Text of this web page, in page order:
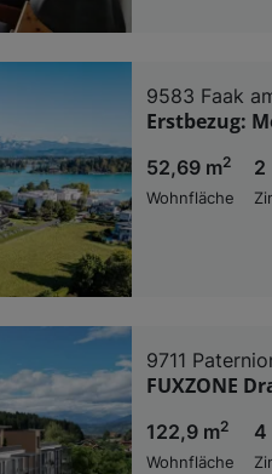
9583 Faak
Erstbezug:
52,69 m2
Wohnfläche
2
9711
FUXZONE
122,9 m2
Wohnfläche
4